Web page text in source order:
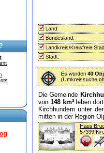
Land:
Bundesland:
Landkreis/Kreisfreie
Stadt:
Es wurden 40
(Umkreissuche
Die Gemeinde
von148 km²leben dort
Kirchhundem unter
mitten in der Region
Haus
57399